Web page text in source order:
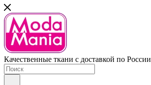
Качественные ткани с доставкой по России